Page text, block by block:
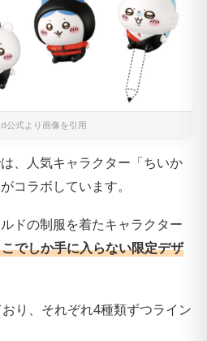
公式より画像を引用
、人気キャラクター「ちいか
コラボしています。
ドの制服を着たキャラクター
でしか手に入らない限定デザ
り、それぞれ4種類ずつライン